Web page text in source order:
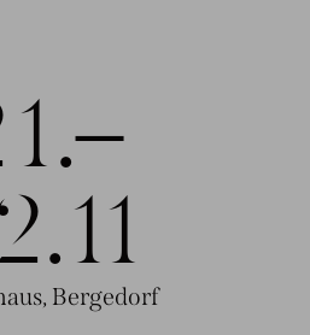
1
Bergedorf